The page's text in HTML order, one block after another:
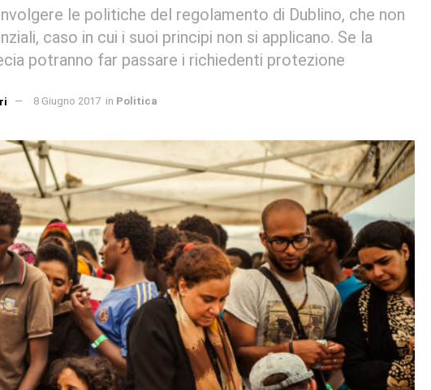
le politiche del regolamento di Dublino, che non
caso in cui i suoi principi non si applicano. Se la
potranno far passare i richiedenti protezione
8 Giugno 2017 in Politica